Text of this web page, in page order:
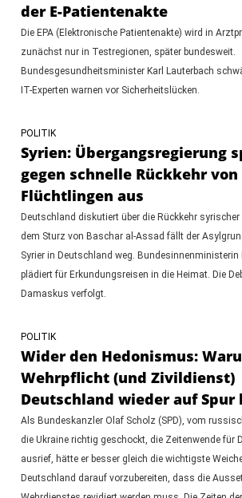
der E-Patientenakte
Die EPA (Elektronische Patientenakte) wird in
zunächst nur in Testregionen, später bundesweit.
Bundesgesundheitsminister Karl Lauterbach
IT-Experten warnen vor Sicherheitslücken.
POLITIK
Syrien: Übergangsregierung
gegen schnelle Rückkehr von
Flüchtlingen aus
Deutschland diskutiert über die Rückkehr syrischer
dem Sturz von Baschar al-Assad fällt der
Syrier in Deutschland weg. Bundesinnenministerin
plädiert für Erkundungsreisen in die Heimat. Die
Damaskus verfolgt.
POLITIK
Wider den Hedonismus:
Wehrpflicht (und Zivildienst)
Deutschland wieder auf Spur
Als Bundeskanzler Olaf Scholz (SPD), vom
die Ukraine richtig geschockt, die Zeitenwende für
ausrief, hätte er besser gleich die wichtigste
Deutschland darauf vorzubereiten, dass die